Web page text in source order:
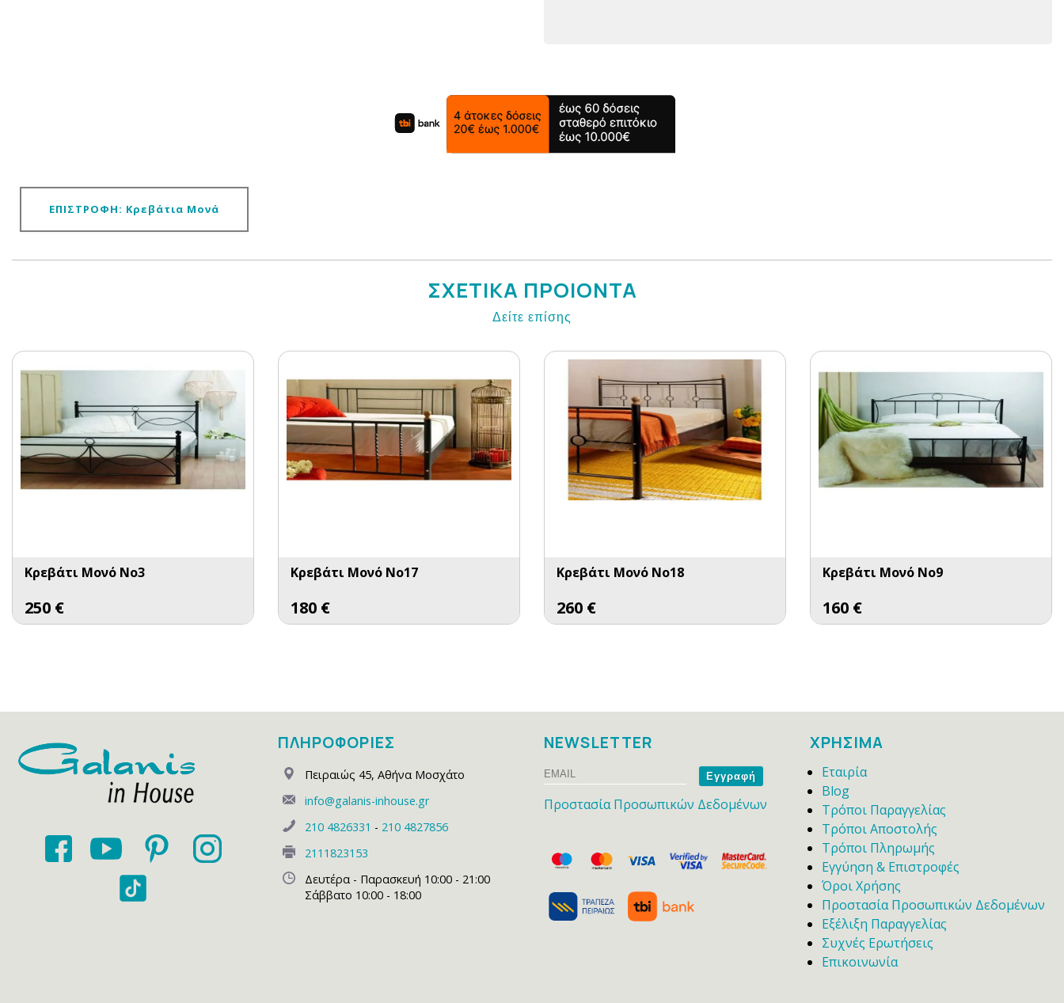
ΕΠΙΣΤΡΟΦΗ: Κρεβάτια Μονά
ΣΧΕΤΙΚΑ ΠΡΟΙΟΝΤΑ
Δείτε επίσης
Κρεβάτι Μονό No3
250 €
Κρεβάτι Μονό No17
180 €
Κρεβάτι Μονό No18
260 €
Κρεβάτι Μονό No9
160 €
ΠΛΗΡΟΦΟΡΙΕΣ
Πειραιώς 45, Αθήνα Μοσχάτο
info@galanis-inhouse.gr
210 4826331 - 210 4827856
2111823153
Δευτέρα - Παρασκευή 10:00 - 21:00
Σάββατο 10:00 - 18:00
NEWSLETTER
Email
Name
Προστασία Προσωπικών Δεδομένων
ΧΡΗΣΙΜΑ
Εταιρία
Blog
Τρόποι Παραγγελίας
Τρόποι Αποστολής
Τρόποι Πληρωμής
Εγγύηση & Επιστροφές
Όροι Χρήσης
Προστασία Προσωπικών Δεδομένων
Εξέλιξη Παραγγελίας
Συχνές Ερωτήσεις
Επικοινωνία